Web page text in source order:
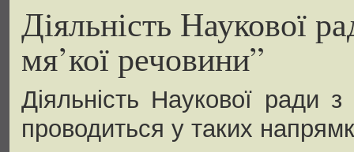
Діяльність Наукової
мя’кої речовини”
Діяльність Наукової ради
проводиться у таких